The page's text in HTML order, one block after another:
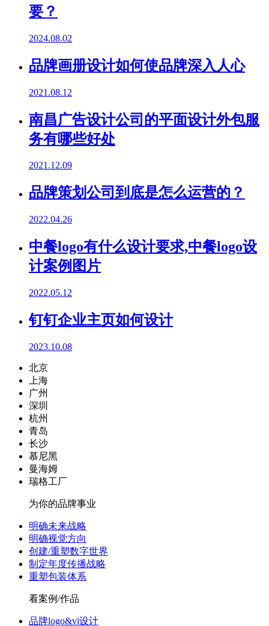
要？
2024.08.02
品牌画册设计如何使品牌深入人心
2021.08.12
南昌广告设计公司的平面设计外包服
务有哪些好处
2021.12.09
品牌策划公司到底是怎么运营的？
2022.04.26
中餐logo有什么设计要求,中餐logo设
计案例图片
2022.05.12
钉钉企业主页如何设计
2023.10.08
北京
上海
广州
深圳
杭州
青岛
长沙
慕尼黑
曼海姆
瑞格工厂
为你的品牌事业
明确未来战略
明确视觉方向
创建/重塑数字世界
制定年度传播战略
重塑包装体系
看案例/作品
品牌logo&vi设计